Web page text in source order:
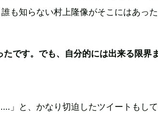
も知らない村上隆像がそこにはあった
です。でも、自分的には出来る限界
と、かなり切迫したツイートもし